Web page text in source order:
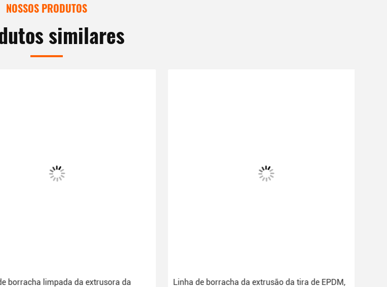
NOSSOS PRODUTOS
similares
limpada da extrusora da
Linha de borracha da extrusão da tira de EPDM,